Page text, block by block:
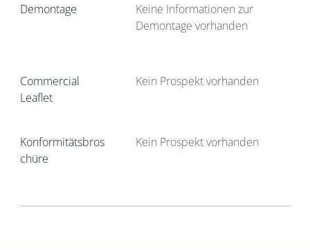
Demontage
Keine Informationen zur
Demontage vorhanden
Commercial
Leaflet
Kein Prospekt vorhanden
Konformitätsbros
chüre
Kein Prospekt vorhanden